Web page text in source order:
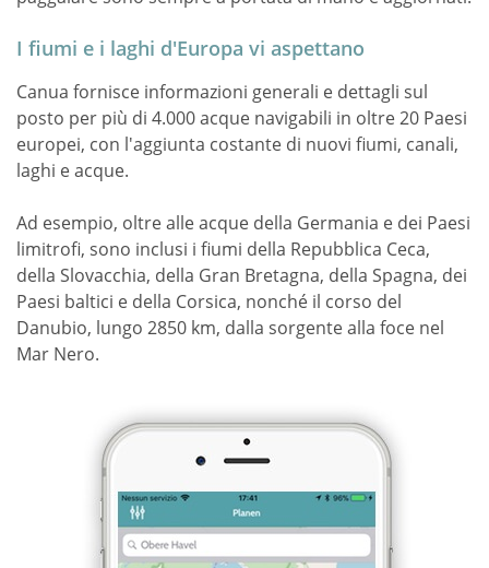
I fiumi e i laghi d'Europa vi aspettano
Canua fornisce informazioni generali e dettagli sul
posto per più di 4.000 acque navigabili in oltre 20 Paesi
europei, con l'aggiunta costante di nuovi fiumi, canali,
laghi e acque.
Ad esempio, oltre alle acque della Germania e dei Paesi
limitrofi, sono inclusi i fiumi della Repubblica Ceca,
della Slovacchia, della Gran Bretagna, della Spagna, dei
Paesi baltici e della Corsica, nonché il corso del
Danubio, lungo 2850 km, dalla sorgente alla foce nel
Mar Nero.